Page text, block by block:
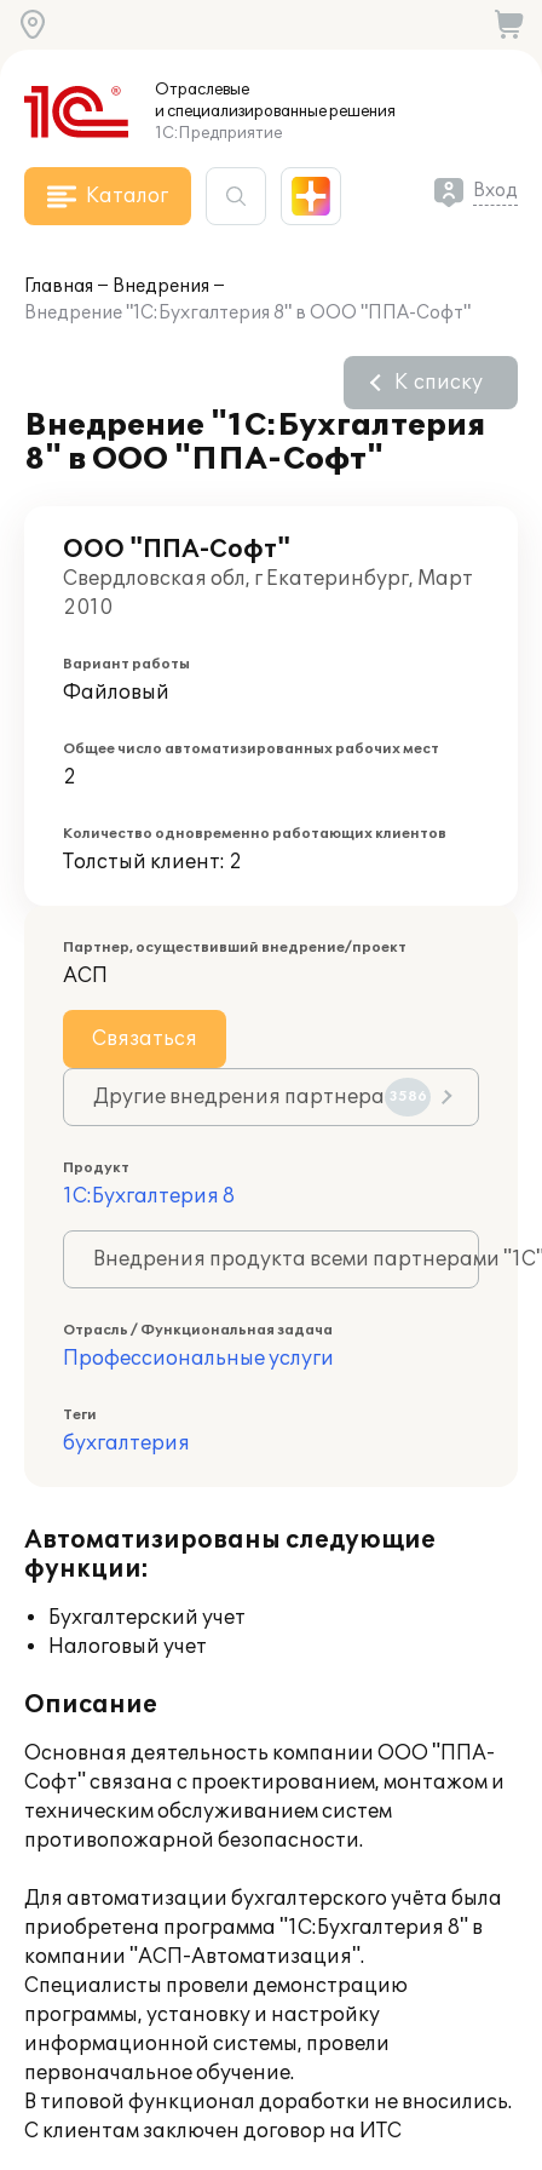
Отраслевые
и специализированныерешения
1С:Предприятие
Каталог Вход
Главная
Внедрения
Внедрение "1С:Бухгалтерия 8" в ООО "ППА-Софт"
Внедрение "1С:Бухгалтерия
8" в ООО "ППА-Софт"
К списку
ООО "ППА-Софт"
Свердловская обл, г Екатеринбург, Март
2010
Вариант работы
Файловый
Общее число автоматизированных рабочих мест
2
Количество одновременно работающих клиентов
Толстый клиент: 2
Партнер, осуществивший внедрение/проект
АСП
Связаться
Другие внедрения партнера 3586
Продукт
1С:Бухгалтерия 8
Внедрения продукта всеми партнерами
Отрасль / Функциональная задача
Профессиональные услуги
Теги
бухгалтерия
Автоматизированы следующие
функции:
Бухгалтерский учет
Налоговый учет
Описание
Основная деятельность компании ООО "ППА-
Софт" связана с проектированием, монтажом и
техническим обслуживанием систем
противопожарной безопасности.
Для автоматизации бухгалтерского учёта была
приобретена программа "1С:Бухгалтерия 8" в
компании "АСП-Автоматизация".
Специалисты провели демонстрацию
программы, установку и настройку
информационной системы, провели
первоначальное обучение.
В типовой функционал доработки не вносились.
С клиентам заключен договор на ИТС